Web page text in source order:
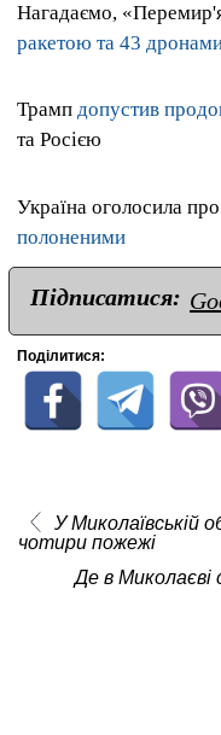
Нагадаємо,
ракетою та 43
Трамп допустив
та Росією
Україна оголосила про
полоненими
Підписатися:
Поділитися:
У Миколаївській
чотири пожежі
Де в Миколаєві